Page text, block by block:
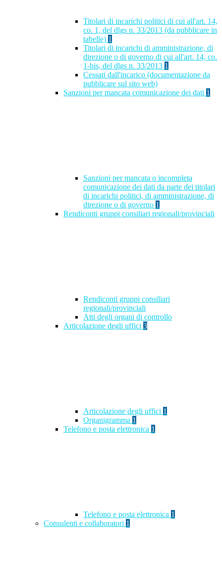
Titolari di incarichi politici di cui all'art. 14,
co. 1, del dlgs n. 33/2013 (da pubblicare in
tabelle) 1
Titolari di incarichi di amministrazione, di
direzione o di governo di cui all'art. 14, co.
1-bis, del dlgs n. 33/2013 1
Cessati dall'incarico (documentazione da
pubblicare sul sito web)
Sanzioni per mancata comunicazione dei dati 1
Sanzioni per mancata o incompleta
comunicazione dei dati da parte dei titolari
di incarichi politici, di amministrazione, di
direzione o di governo 1
Rendiconti gruppi consiliari regionali/provinciali
Rendiconti gruppi consiliari
regionali/provinciali
Atti degli organi di controllo
Articolazione degli uffici 3
Articolazione degli uffici 1
Organigramma 1
Telefono e posta elettronica 1
Telefono e posta elettronica 1
Consulenti e collaboratori 1